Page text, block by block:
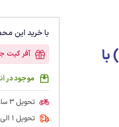
پکیج 100 واحد فیکسچر سیمفونی(Symphony) با
با خرید این
آفر کیت
موجود در
تحویل 3 ساعته در تهران
تحویل 1 الی 2 روز کاری خارج از تهران